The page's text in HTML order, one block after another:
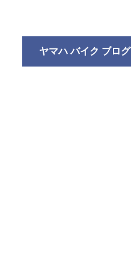
ヤマハ バイク ブロ